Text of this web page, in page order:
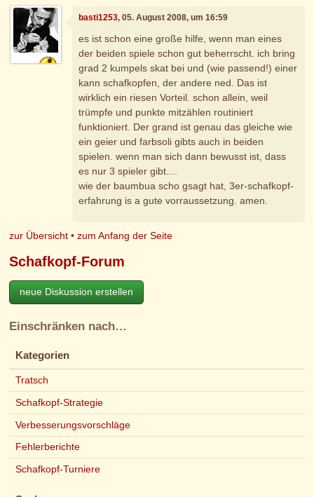
basti1253, 05. August 2008, um 16:59
es ist schon eine große hilfe, wenn man eines
der beiden spiele schon gut beherrscht. ich bring
grad 2 kumpels skat bei und (wie passend!) einer
kann schafkopfen, der andere ned. Das ist
wirklich ein riesen Vorteil. schon allein, weil
trümpfe und punkte mitzählen routiniert
funktioniert. Der grand ist genau das gleiche wie
ein geier und farbsoli gibts auch in beiden
spielen. wenn man sich dann bewusst ist, dass
es nur 3 spieler gibt....
wie der baumbua scho gsagt hat, 3er-schafkopf-
erfahrung is a gute vorraussetzung. amen.
zur Übersicht •zum Anfang der Seite
Schafkopf-Forum
neue Diskussion erstellen
Einschränken nach…
Kategorien
Tratsch
Schafkopf-Strategie
Verbesserungsvorschläge
Fehlerberichte
Schafkopf-Turniere